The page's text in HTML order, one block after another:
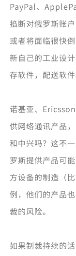
PayPal、
掐断对俄罗斯账
或者将面临很快
新自己的工业设
存软件，配送软件
诺基亚、
供网络通讯产品
和中兴吗？这不
罗斯提供产品可
方设备的制造（
例，他们的产品
裁的风险。
如果制裁持续的